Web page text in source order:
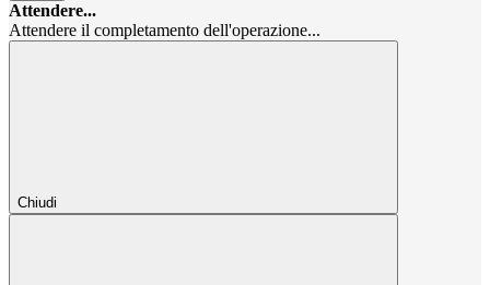
Attendere...
Attendere il completamento dell'operazione...
Chiudi